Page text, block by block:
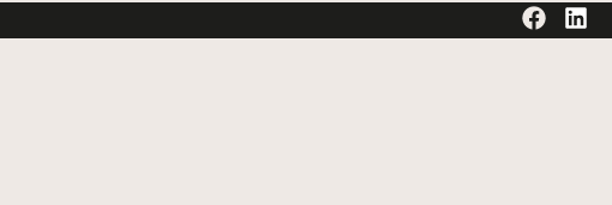
ADVERTORIAL